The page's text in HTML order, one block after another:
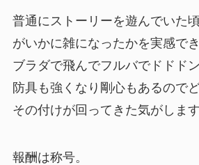
普通にストーリーを遊んでいた
がいかに雑になったかを実感でき
ブラダで飛んでフルバでドドドン
防具も強くなり剛心もあるので
その付けが回ってきた気がします
報酬は称号。